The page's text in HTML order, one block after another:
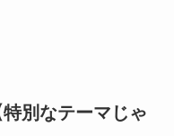
別なテーマじゃ